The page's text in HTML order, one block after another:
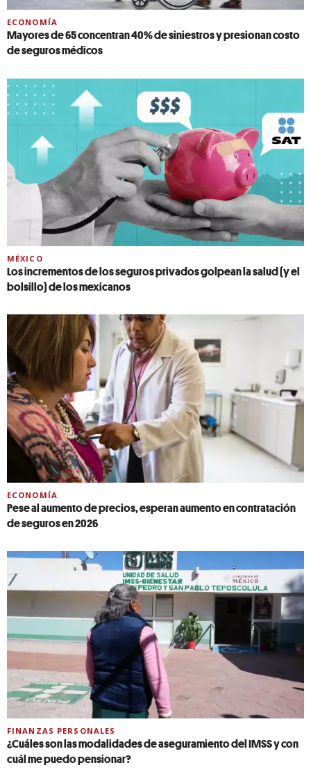
ECONOMÍA
Mayores de 65 concentran 40% de siniestros y presionan costo
de seguros médicos
MÉXICO
Los incrementos de los seguros privados golpean la salud (y el
bolsillo) de los mexicanos
ECONOMÍA
Pese al aumento de precios, esperan aumento en contratación
de seguros en 2026
FINANZAS PERSONALES
¿Cuáles son las modalidades de aseguramiento del IMSS y con
cuál me puedo pensionar?